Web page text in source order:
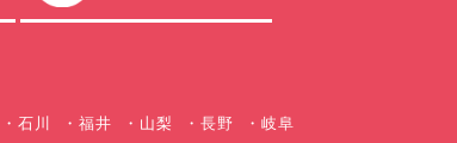
新車レンタカー導入決定!ハイ
石川 福井 山梨 長野
岐阜